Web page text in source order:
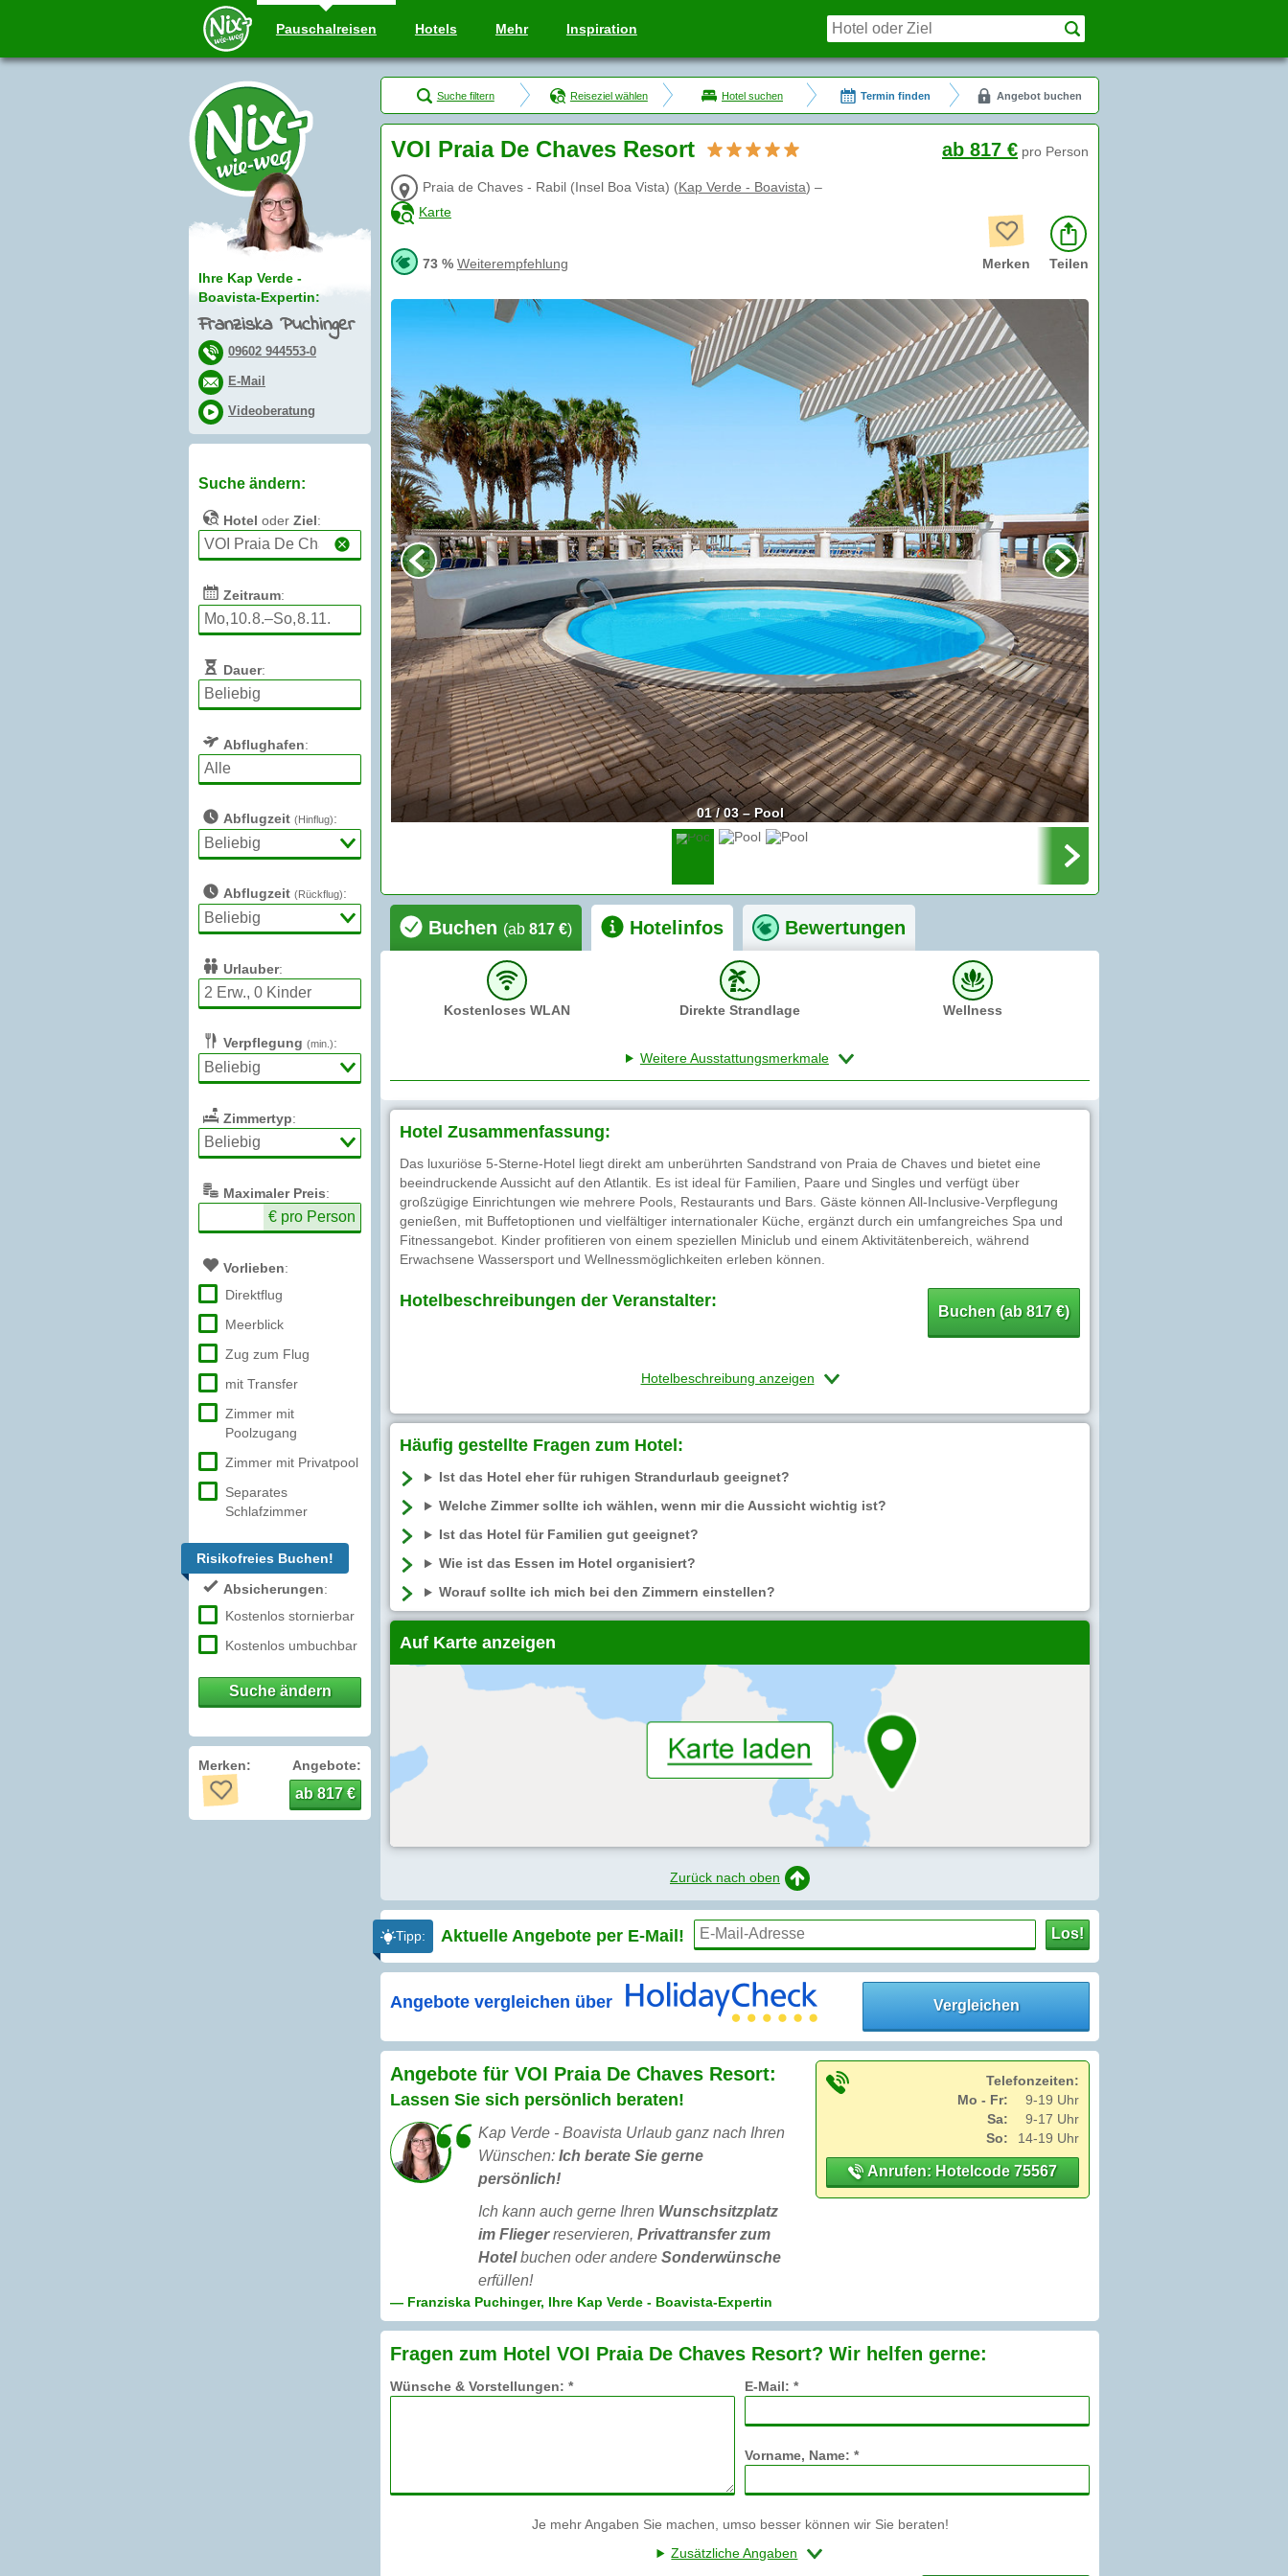
Pauschalreisen Hotels Mehr Inspiration
Ihre Kap Verde -
Boavista-Expertin:
Franziska Puchinger
09602 944553-0
E-Mail
Videoberatung
Suche ändern:
Hotel oder Ziel:
Zeitraum:
Dauer:
Abflughafen:
Abflugzeit (Hinflug):
Abflugzeit (Rückflug):
Urlauber:
Verpflegung (min.):
Zimmertyp:
Maximaler Preis:
€ pro Person
Vorlieben:
Direktflug
Meerblick
Zug zum Flug
mit Transfer
Zimmer mit
Poolzugang
Zimmer mit Privatpool
Separates
Schlafzimmer
Risikofreies Buchen!
Absicherungen:
Kostenlos stornierbar
Kostenlos umbuchbar
Suche ändern
Merken: Angebote:
ab 817 €
Suche filtern Reiseziel wählen Hotel suchen Termin finden Angebot buchen
VOI Praia De Chaves Resort
Praia de Chaves - Rabil (Insel Boa Vista) (Kap Verde - Boavista) –
Karte
73 % Weiterempfehlung
ab 817 € pro Person
Merken Teilen
01 / 03 – Pool
Buchen (ab 817 €) Hotelinfos Bewertungen
Kostenloses WLAN Direkte Strandlage Wellness
Weitere Ausstattungsmerkmale
Hotel Zusammenfassung:
Das luxuriöse 5-Sterne-Hotel liegt direkt am unberührten Sandstrand von Praia de Chaves und bietet eine
beeindruckende Aussicht auf den Atlantik. Es ist ideal für Familien, Paare und Singles und verfügt über
großzügige Einrichtungen wie mehrere Pools, Restaurants und Bars. Gäste können All-Inclusive-Verpflegung
genießen, mit Buffetoptionen und vielfältiger internationaler Küche, ergänzt durch ein umfangreiches Spa und
Fitnessangebot. Kinder profitieren von einem speziellen Miniclub und einem Aktivitätenbereich, während
Erwachsene Wassersport und Wellnessmöglichkeiten erleben können.
Hotelbeschreibungen der Veranstalter:
Buchen (ab 817 €)
Hotelbeschreibung anzeigen
Häufig gestellte Fragen zum Hotel:
Ist das Hotel eher für ruhigen Strandurlaub geeignet?
Welche Zimmer sollte ich wählen, wenn mir die Aussicht wichtig ist?
Ist das Hotel für Familien gut geeignet?
Wie ist das Essen im Hotel organisiert?
Worauf sollte ich mich bei den Zimmern einstellen?
Auf Karte anzeigen
Zurück nach oben
Tipp: Aktuelle Angebote per E-Mail! Los!
Angebote vergleichen über Vergleichen
Angebote für VOI Praia De Chaves Resort:
Lassen Sie sich persönlich beraten!
Kap Verde - Boavista Urlaub ganz nach Ihren
Wünschen: Ich berate Sie gerne
persönlich!
Ich kann auch gerne Ihren Wunschsitzplatz
im Fliegerreservieren, Privattransfer zum
Hotelbuchen oder andere Sonderwünsche
erfüllen!
— Franziska Puchinger, Ihre Kap Verde - Boavista-Expertin
Telefonzeiten:
Mo - Fr:
9-19 Uhr
Sa:
9-17 Uhr
So:
14-19 Uhr
Anrufen: Hotelcode 75567
Fragen zum Hotel VOI Praia De Chaves Resort? Wir helfen gerne:
Wünsche & Vorstellungen: * E-Mail: *
Vorname, Name: *
Je mehr Angaben Sie machen, umso besser können wir Sie beraten!
Zusätzliche Angaben